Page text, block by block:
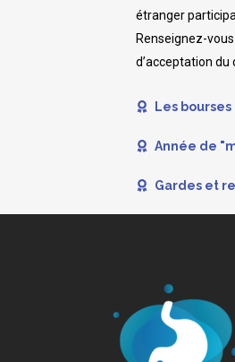
étranger
Renseignez-
d’acceptation du
Les bourses
Année de
Gardes et